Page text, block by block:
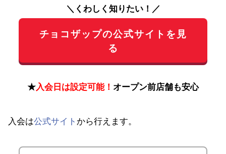
＼くわしく知りたい！／
チョコザップの公式サイトを見
る
★入会日は設定可能！ オープン前店舗も安心
入会は公式サイト から行えます。